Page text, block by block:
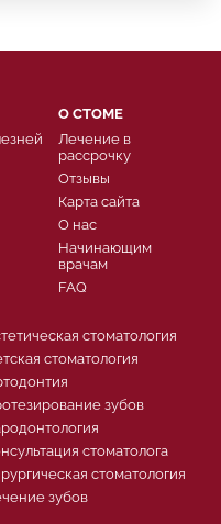
стоматология
стоматология
зубов
стоматолога
стоматология
зубов
О СТОМЕ
Лечение в
рассрочку
Отзывы
Карта сайта
О нас
Начинающим
врачам
FAQ